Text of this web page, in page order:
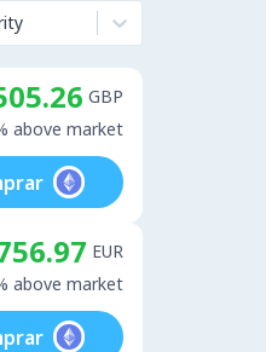
GBP
above market
EUR
above market